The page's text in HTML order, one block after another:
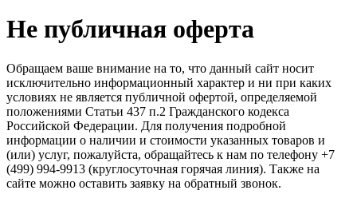
Не публичная оферта
Обращаем ваше внимание на то, что данный сайт носит
исключительно информационный характер и ни при каких
условиях не является публичной офертой, определяемой
положениями Статьи 437 п.2 Гражданского кодекса
Российской Федерации. Для получения подробной
информации о наличии и стоимости указанных товаров и
(или) услуг, пожалуйста, обращайтесь к нам по телефону +7
(499) 994-9913 (круглосуточная горячая линия). Также на
сайте можно оставить заявку на обратный звонок.